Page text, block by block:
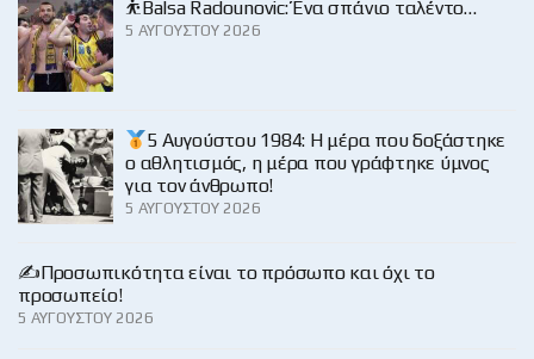
⛹️Balsa Radounovic: Ένα σπάνιο ταλέντο…
5 ΑΥΓΟΎΣΤΟΥ 2026
5 Αυγούστου 1984: Η μέρα που δοξάστηκε
ο αθλητισμός, η μέρα που γράφτηκε ύμνος
για τον άνθρωπο!
5 ΑΥΓΟΎΣΤΟΥ 2026
✍️Προσωπικότητα είναι το πρόσωπο και όχι το
προσωπείο!
5 ΑΥΓΟΎΣΤΟΥ 2026